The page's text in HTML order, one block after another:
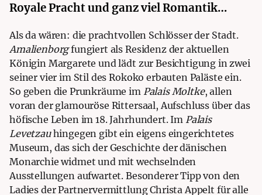
Royale Pracht und ganz viel Romantik…
Als da wären: die prachtvollen Schlösser der Stadt.
Amalienborgfungiert als Residenz der aktuellen
Königin Margarete und lädt zur Besichtigung in zwei
seiner vier im Stil des Rokoko erbauten Paläste ein.
So geben die Prunkräume im Palais Moltke, allen
voran der glamouröse Rittersaal, Aufschluss über das
höfische Leben im 18. Jahrhundert. Im Palais
Levetzauhingegen gibt ein eigens eingerichtetes
Museum, das sich der Geschichte der dänischen
Monarchie widmet und mit wechselnden
Ausstellungen aufwartet. Besonderer Tipp von den
Ladies derPartnervermittlung Christa Appelt für alle